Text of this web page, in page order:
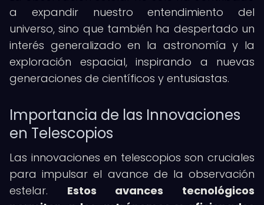
a expandir nuestro entendimiento del
universo, sino que también ha despertado un
interés generalizado en la astronomía y la
exploración espacial, inspirando a nuevas
generaciones de científicos y entusiastas.
Importancia de las Innovaciones
en Telescopios
Las innovaciones en telescopios son cruciales
para impulsar el avance de la observación
estelar. Estos avances tecnológicos